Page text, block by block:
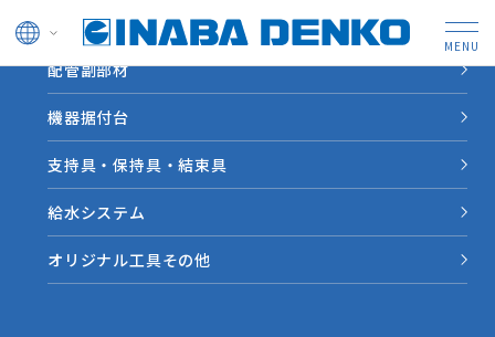
ドレン管
配管副部材
機器据付台
支持具・保持具・結束具
給水システム
オリジナル工具その他
HOME
製品情報
【CR-W】リサイクロックＣＲ ３分レールタイプ